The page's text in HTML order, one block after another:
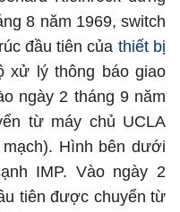
8 năm 1969, switch
đầu tiên của thiết bị
xử lý thông báo giao
ngày 2 tháng 9 năm
từ máy chủ UCLA
Hình bên dưới
IMP. Vào ngày 2
tiên được chuyển từ